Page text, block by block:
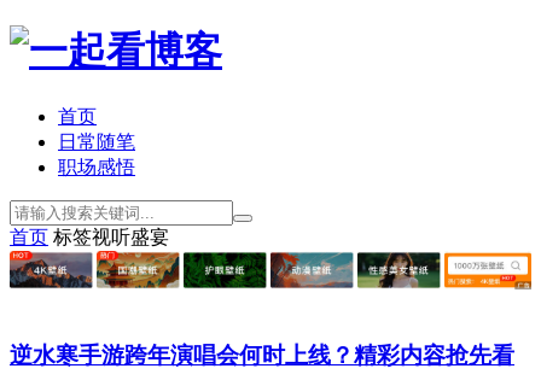
首页
日常随笔
职场感悟
首页 标签视听盛宴
逆水寒手游跨年演唱会何时上线？精彩内容抢先看